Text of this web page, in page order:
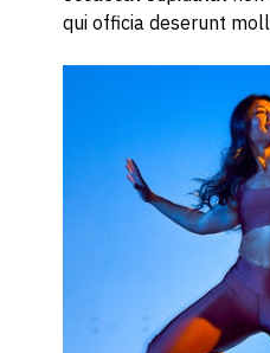
qui officia deserunt